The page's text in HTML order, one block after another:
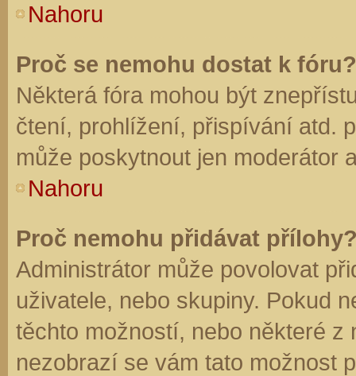
Nahoru
Proč se nemohu dostat k fóru?
Některá fóra mohou být
čtení, prohlížení, přispívání atd.
může poskytnout jen moderátor
Nahoru
Proč nemohu přidávat
Administrátor může povolovat
uživatele, nebo skupiny. Pokud
těchto možností, nebo některé z
nezobrazí se vám tato možnost